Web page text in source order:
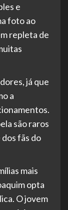
e
foto ao
repleta de
já que
a
são raros
fãs do
mais
opta
O jovem